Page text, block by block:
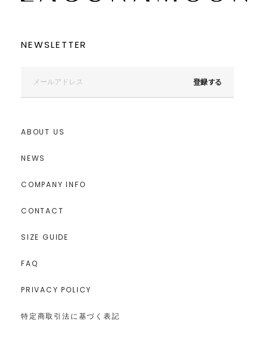
NEWSLETTER
登録する
ABOUT US
NEWS
COMPANY INFO
CONTACT
SIZE GUIDE
FAQ
PRIVACY POLICY
特定商取引法に基づく表記